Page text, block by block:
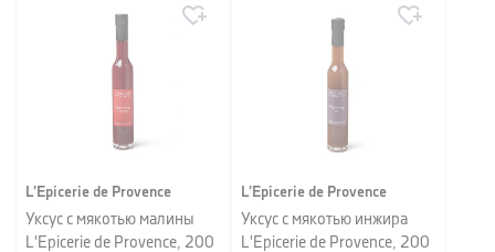
L’Epicerie de Provence
Уксус с мякотью малины
L'Epicerie de Provence, 200
L’Epicerie de Provence
Уксус с мякотью инжира
L'Epicerie de Provence, 200